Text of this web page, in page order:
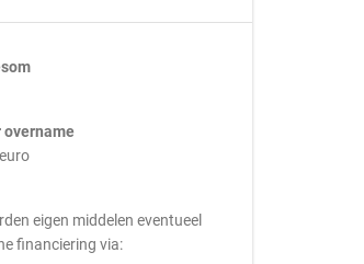
overname
eigen middelen eventueel
financiering via: